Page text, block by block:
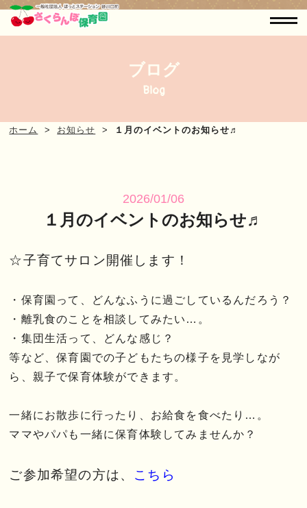
ブログ
Blog
ホーム お知らせ １月のイベントのお知らせ♬
2026/01/06
１月のイベントのお知らせ♬
☆子育てサロン開催します！
・保育園って、どんなふうに過ごしているんだろう？
・離乳食のことを相談してみたい…。
・集団生活って、どんな感じ？
等など、保育園での子どもたちの様子を見学しなが
ら、親子で保育体験ができます。
一緒にお散歩に行ったり、お給食を食べたり…。
ママやパパも一緒に保育体験してみませんか？
ご参加希望の方は、 こちら